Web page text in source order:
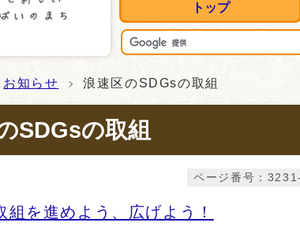
トップ
お知らせ 浪速区のSDGsの取組
SDGsの取組
ページ番号：
組を進めよう、広げよう！